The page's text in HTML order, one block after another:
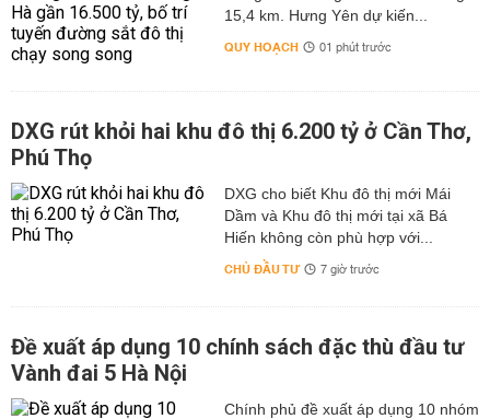
15,4 km. Hưng Yên dự kiến...
QUY HOẠCH 01 phút trước
DXG rút khỏi hai khu đô thị 6.200 tỷ ở Cần Thơ,
Phú Thọ
DXG cho biết Khu đô thị mới Mái
Dầm và Khu đô thị mới tại xã Bá
Hiến không còn phù hợp với...
CHỦ ĐẦU TƯ 7 giờ trước
Đề xuất áp dụng 10 chính sách đặc thù đầu tư
Vành đai 5 Hà Nội
Chính phủ đề xuất áp dụng 10 nhóm